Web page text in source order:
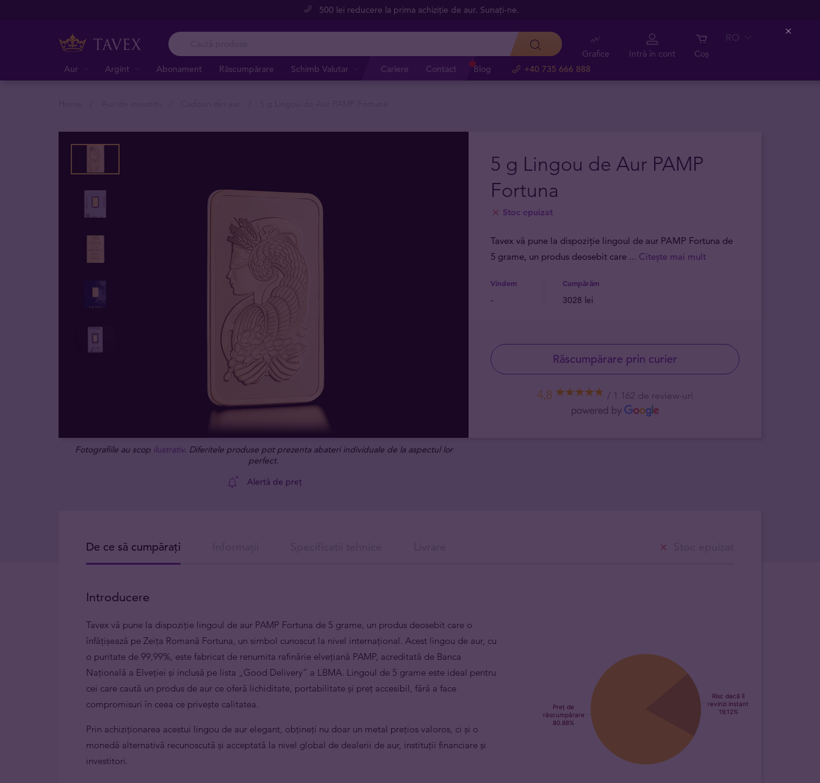
500 lei reducere la prima achiziție de aur. Sunați-ne.
Aur Argint Abonament Răscumpărare Schimb Valutar Cariere Contact Blog +40 735 666 888
Grafice Intră în cont Coș
RO
5 g Lingou de Aur PAMP
Fortuna
Stoc epuizat
Tavex vă pune la dispoziție lingoul de aur PAMP Fortuna de
5 grame, un produs deosebit care ... Citește mai mult
Vindem Cumpărăm
- 3028 lei
Răscumpărare prin curier
4,8 1.162 de review-uri
Fotografiile au scop ilustrativ. Diferitele produse pot prezenta abateri individuale de la aspectul lor
perfect.
Alertă de preț
De ce să cumpărați
Introducere
Tavex vă pune la dispoziție lingoul de aur PAMP Fortuna de 5 grame, un produs deosebit care o
înfățișează pe Zeița Romană Fortuna, un simbol cunoscut la nivel internațional. Acest lingou de aur, cu
o puritate de 99,99%, este fabricat de renumita rafinărie elvețiană PAMP, acreditată de Banca
Națională a Elveției și inclusă pe lista „Good Delivery” a LBMA. Lingoul de 5 grame este ideal pentru
cei care caută un produs de aur ce oferă lichiditate, portabilitate și preț accesibil, fără a face
compromisuri în ceea ce privește calitatea.
Prin achiziționarea acestui lingou de aur elegant, obțineți nu doar un metal prețios valoros, ci și o
monedă alternativă recunoscută și acceptată la nivel global de dealerii de aur, instituții financiare și
investitori.
Close